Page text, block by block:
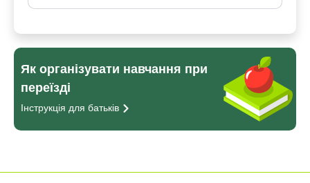
Як організувати навчання при
переїзді
Інструкція для батьків